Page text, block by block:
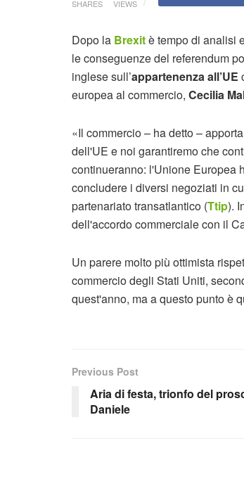
SHARES VIEWS
Dopo la Brexitè tempo di analisi
le conseguenze del referendum
inglese sull’appartenenza all’UE
europea al commercio, Cecilia
«Il commercio – ha detto –
dell'UE e noi garantiremo che
continueranno: l'Unione Europea
concludere i diversi negoziati in
partenariato transatlantico (Ttip).
dell'accordo commerciale con il
Un parere molto più ottimista
commercio degli Stati Uniti,
quest'anno, ma a questo punto è
Previous Post
Aria di festa, trionfo del
Daniele